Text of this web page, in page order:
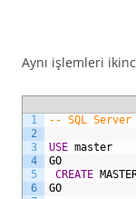
Aynı işlemleri
1
2
3
4
5
6
-- SQL Server
USE master
GO
CREATE
GO